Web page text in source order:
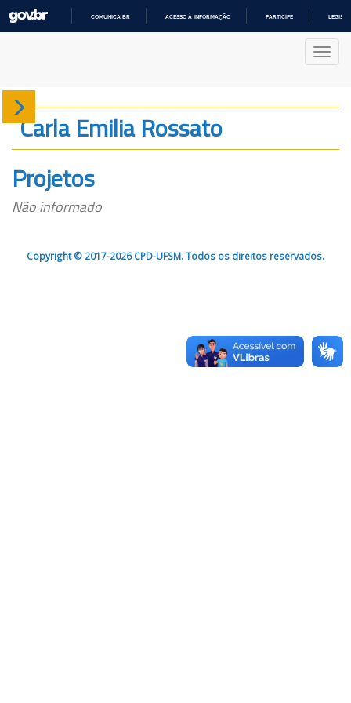
COMUNICA BR ACESSO À INFORMAÇÃO PARTICIPE
Sobre
Produção
Projetos
Carla Emilia Rossato
Projetos
Não informado
Copyright © 2017-2026 CPD-UFSM. Todos os direitos reservados.